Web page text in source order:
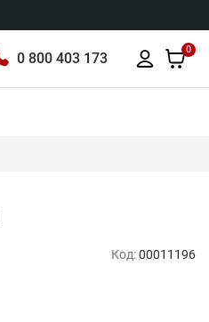
0 800 403 173
0
Код:00011196